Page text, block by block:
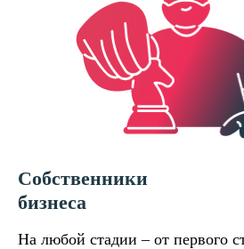
Собственники
бизнеса
На любой стадии – от первого